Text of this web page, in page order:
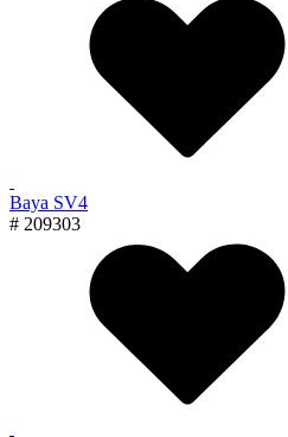
Baya SV4
# 209303